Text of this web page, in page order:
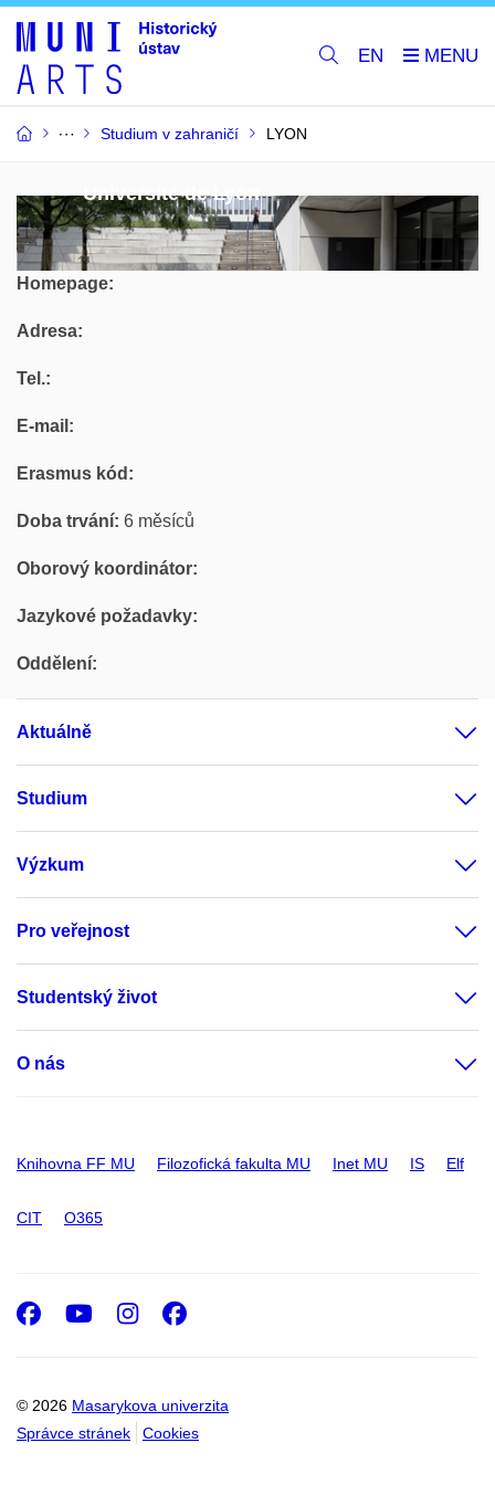
EN
Studium v zahraničí LYON
Université de Lyon
Homepage:
Adresa:
Tel.:
E-mail:
Erasmus kód:
Doba trvání: 6 měsíců
Oborový koordinátor:
Jazykové požadavky:
Oddělení:
Aktuálně
Studium
Výzkum
Pro veřejnost
Studentský život
O nás
Knihovna FF MU Filozofická fakulta MU Inet MU IS Elf
CIT O365
© 2026 Masarykova univerzita
Správce stránek
Cookies
Facebook
Youtube
Instagram
Facebook